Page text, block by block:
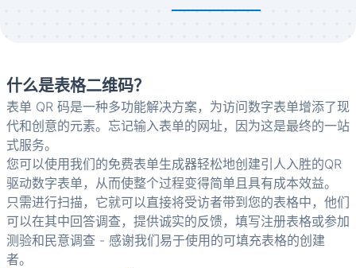
什么是表格二维码？
表单 QR 码是一种多功能解决方案，为访问数字表单增添了现
代和创意的元素。忘记输入表单的网址，因为这是最终的一站
式服务。
您可以使用我们的免费表单生成器轻松地创建引人入胜的QR
驱动数字表单，从而使整个过程变得简单且具有成本效益。
只需进行扫描，它就可以直接将受访者带到您的表格中，他们
可以在其中回答调查，提供诚实的反馈，填写注册表格或参加
测验和民意调查 - 感谢我们易于使用的可填充表格的创建
者。